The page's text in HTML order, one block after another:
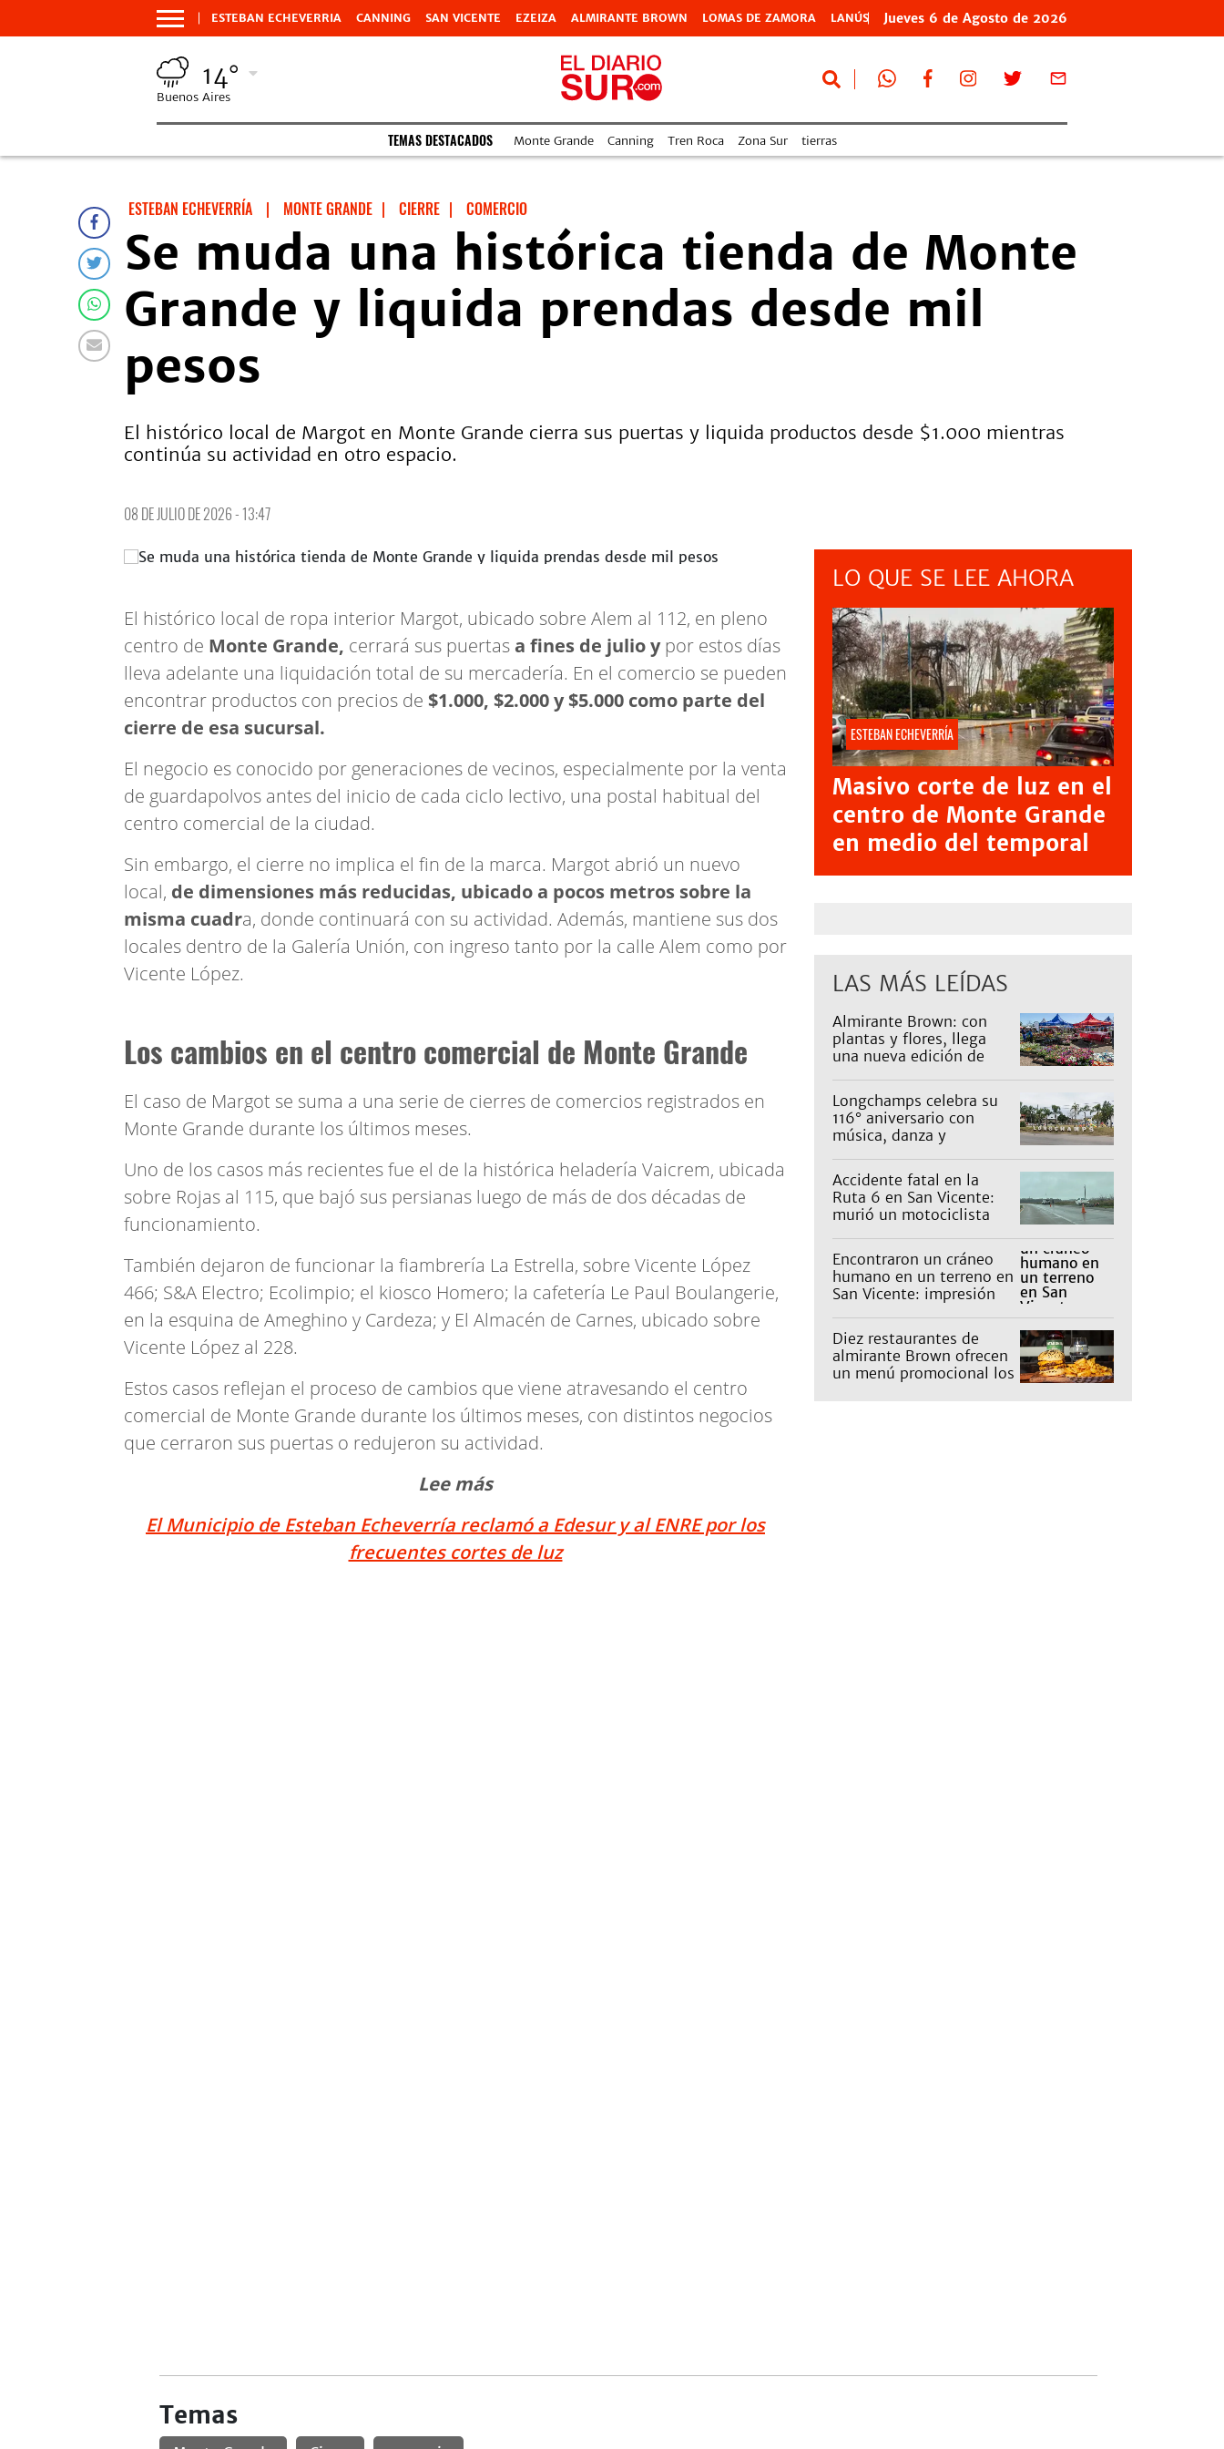
ESTEBAN ECHEVERRIA CANNING SAN VICENTE EZEIZA ALMIRANTE BROWN LOMAS DE ZAMORA LANÚS Jueves 6 de Agosto de 2026
14°
Buenos Aires
TEMAS DESTACADOS Monte Grande Canning Tren Roca Zona Sur tierras
ESTEBAN ECHEVERRÍA | MONTE GRANDE | CIERRE | COMERCIO
Se muda una histórica tienda de Monte
Grande y liquida prendas desde mil
pesos
El histórico local de Margot en Monte Grande cierra sus puertas y liquida productos desde $1.000 mientras
continúa su actividad en otro espacio.
08 DE JULIO DE 2026 - 13:47
El histórico local de ropa interior Margot, ubicado sobre Alem al 112, en pleno
centro de Monte Grande, cerrará sus puertas a fines de julio ypor estos días
lleva adelante una liquidación total de su mercadería. En el comercio se pueden
encontrar productos con precios de $1.000, $2.000 y $5.000 como parte del
cierre de esa sucursal.
El negocio es conocido por generaciones de vecinos, especialmente por la venta
de guardapolvos antes del inicio de cada ciclo lectivo, una postal habitual del
centro comercial de la ciudad.
Sin embargo, el cierre no implica el fin de la marca. Margot abrió un nuevo
local, de dimensiones más reducidas, ubicado a pocos metros sobre la
misma cuadra, donde continuará con su actividad. Además, mantiene sus dos
locales dentro de la Galería Unión, con ingreso tanto por la calle Alem como por
Vicente López.
Los cambios en el centro comercial de Monte Grande
El caso de Margot se suma a una serie de cierres de comercios registrados en
Monte Grande durante los últimos meses.
Uno de los casos más recientes fue el de la histórica heladería Vaicrem, ubicada
sobre Rojas al 115, que bajó sus persianas luego de más de dos décadas de
funcionamiento.
También dejaron de funcionar la fiambrería La Estrella, sobre Vicente López
466; S&A Electro; Ecolimpio; el kiosco Homero; la cafetería Le Paul Boulangerie,
en la esquina de Ameghino y Cardeza; y El Almacén de Carnes, ubicado sobre
Vicente López al 228.
Estos casos reflejan el proceso de cambios que viene atravesando el centro
comercial de Monte Grande durante los últimos meses, con distintos negocios
que cerraron sus puertas o redujeron su actividad.
Lee más
El Municipio de Esteban Echeverría reclamó a Edesur y al ENRE por los
frecuentes cortes de luz
LO QUE SE LEE AHORA
ESTEBAN ECHEVERRÍA
Masivo corte de luz en el
centro de Monte Grande
en medio del temporal
LAS MÁS LEÍDAS
Almirante Brown: con
plantas y flores, llega
una nueva edición de
Longchamps celebra su
116° aniversario con
música, danza y
familia
Accidente fatal en la
Ruta 6 en San Vicente:
murió un motociclista
Encontraron un cráneo
humano en un terreno en
San Vicente: impresión
Diez restaurantes de
almirante Brown ofrecen
un menú promocional los
Temas